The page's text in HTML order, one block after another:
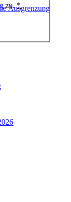
Ausgrenzung
zu.*